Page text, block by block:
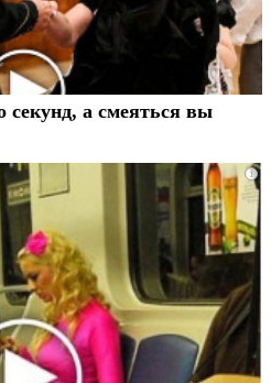
секунд, а смеяться вы
i